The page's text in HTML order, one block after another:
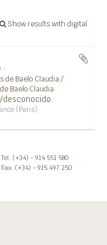
Show results with digital
de Baelo Claudia /
Baelo Claudia
(Paris)
Tel. (+34) - 914 551 580
Fax. (+34) - 915 497 250